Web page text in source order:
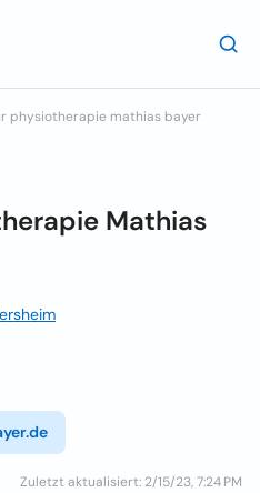
physiotherapie mathias bayer
Mathias
Zuletzt aktualisiert: 2/15/23, 7:24 PM